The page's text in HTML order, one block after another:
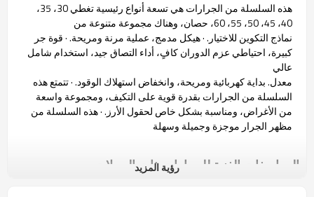
هذه السلسلة من الجرارات هي تسعة أنواع رئيسية تغطي 30، 35،
40، 45، 50، 55، 60، حصان، وهناك مجموعة متنوعة من
نماذج التكوين للاختيار. · هيكل مدمج، عملية مرنة ومريحة. · قوة جر
كبيرة، احتياطي عزم الدوران كافٍ، أداء التصاق جيد، استخدام شامل
عالي
معدل. بداية كهربائية ومريحة، وانخفاض استهلاك الوقود. · تتمتع هذه
السلسلة من الجرارات بقدرة قوية على التكيف، ومجموعة واسعة
من الأغراض، ومناسبة بشكل خاص لحقول الأرز. · هذه السلسلة من
مظهر الجرار موجزة وجميلة وسهلة
المواصفات الفنية للجرارات ذات العجلات
رؤية المزيد